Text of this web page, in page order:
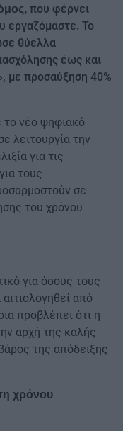
που φέρνει
εργαζόμαστε. Το
θύελλα
έως και
με προσαύξηση 40%
το νέο ψηφιακό
λειτουργία την
για τις
τους
σε
του χρόνου
για όσους τους
από
προβλέπει ότι η
αρχή της καλής
της απόδειξης
χρόνου